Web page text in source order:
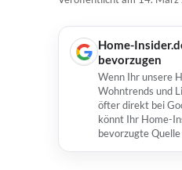
Home-
bevorzugen
Wenn Ihr unsere
Wohntrends und
öfter direkt bei
könnt Ihr Home-
bevorzugte